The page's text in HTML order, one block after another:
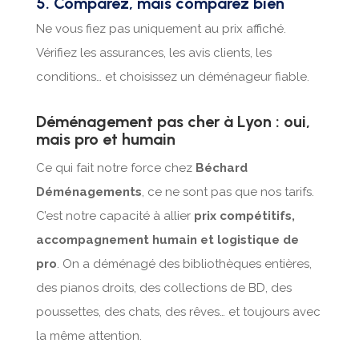
Ne vous fiez pas uniquement au prix affiché.
Vérifiez les assurances, les avis clients, les
conditions… et choisissez un déménageur fiable.
Déménagement pas cher à Lyon : oui,
mais pro et humain
Ce qui fait notre force chez Béchard
Déménagements, ce ne sont pas que nos tarifs.
C’est notre capacité à allier prix compétitifs,
accompagnement humain et logistique de
pro. On a déménagé des bibliothèques entières,
des pianos droits, des collections de BD, des
poussettes, des chats, des rêves… et toujours avec
la même attention.